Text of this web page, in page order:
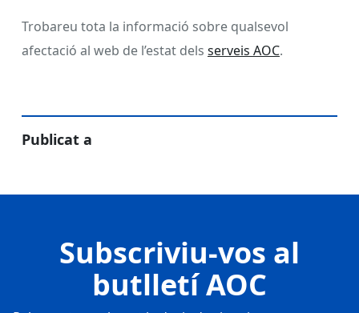
Trobareu tota la informació sobre qualsevol
afectació al web de l’estat dels serveis AOC.
Publicat a
Subscriviu-vos al
butlletí AOC